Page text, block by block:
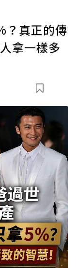
？真正的傳
拿一樣多